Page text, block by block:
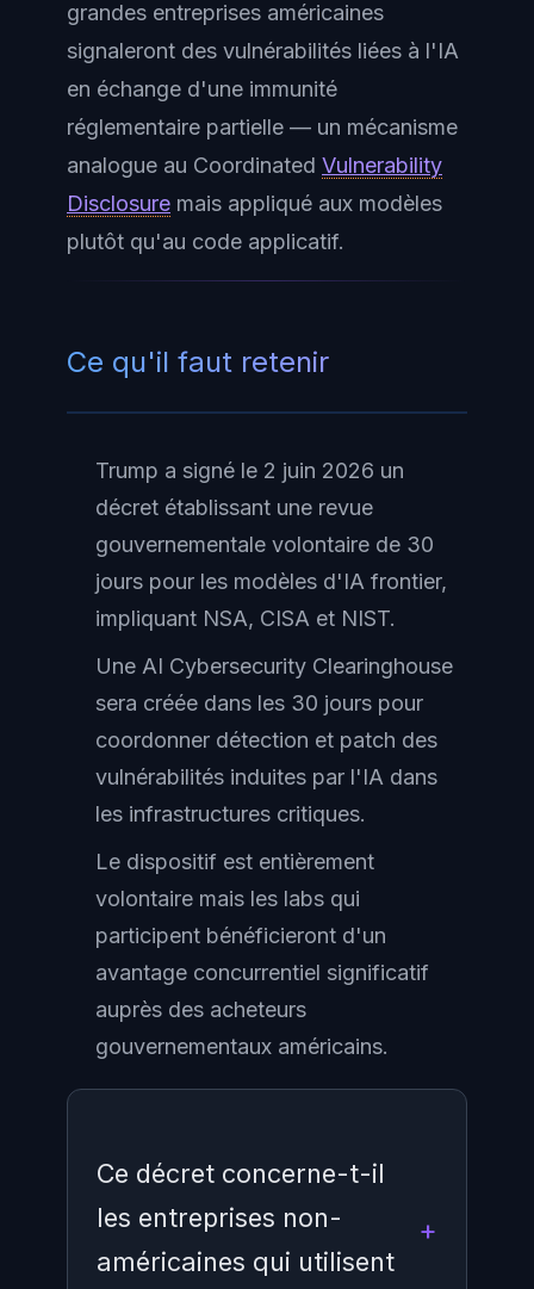
grandes entreprises américaines
signaleront des vulnérabilités liées à l'IA
en échange d'une immunité
réglementaire partielle — un mécanisme
analogue au Coordinated Vulnerability
Disclosure mais appliqué aux modèles
plutôt qu'au code applicatif.
Ce qu'il faut retenir
Trump a signé le 2 juin 2026 un
décret établissant une revue
gouvernementale volontaire de 30
jours pour les modèles d'IA frontier,
impliquant NSA, CISA et NIST.
Une AI Cybersecurity Clearinghouse
sera créée dans les 30 jours pour
coordonner détection et patch des
vulnérabilités induites par l'IA dans
les infrastructures critiques.
Le dispositif est entièrement
volontaire mais les labs qui
participent bénéficieront d'un
avantage concurrentiel significatif
auprès des acheteurs
gouvernementaux américains.
Ce décret concerne-t-il
les entreprises non-
américaines qui utilisent